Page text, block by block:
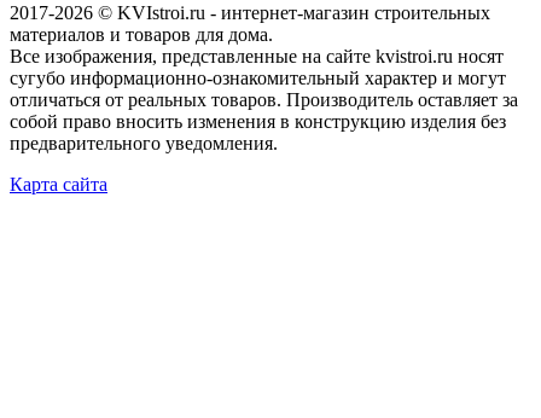
2017-2026 © KVIstroi.ru - интернет-магазин строительных
материалов и товаров для дома.
Все изображения, представленные на сайте kvistroi.ru носят
сугубо информационно-ознакомительный характер и могут
отличаться от реальных товаров. Производитель оставляет за
собой право вносить изменения в конструкцию изделия без
предварительного уведомления.
Карта сайта